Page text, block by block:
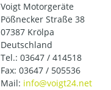
Voigt Motorgeräte
Pößnecker Straße 38
07387 Krölpa
Deutschland
Tel.: 03647 / 414518
Fax: 03647 / 505536
Mail: